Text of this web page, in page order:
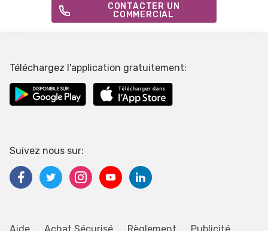
CONTACTER UN
COMMERCIAL
Téléchargez l'application gratuitement:
Suivez nous sur: